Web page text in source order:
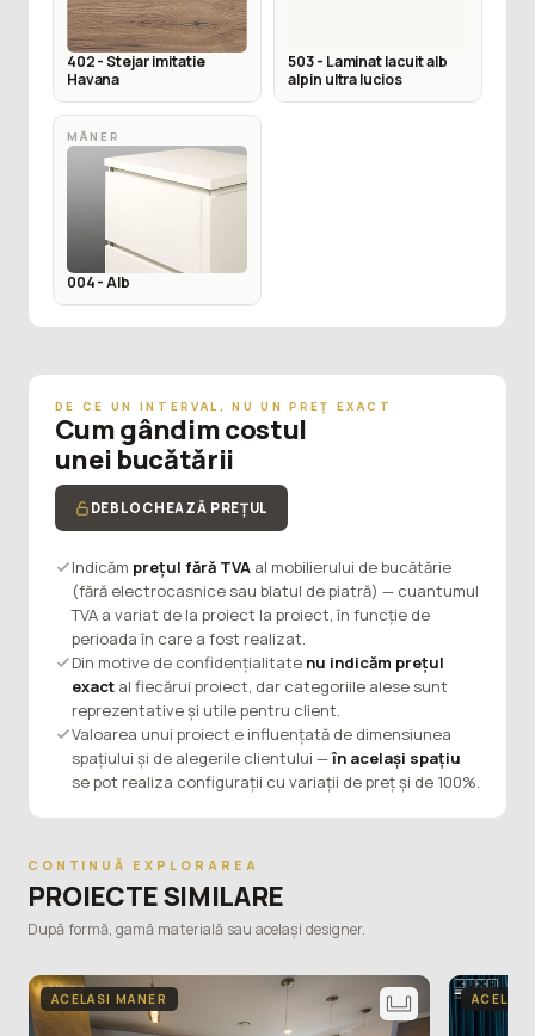
402 - Stejar imitatie
Havana
503 - Laminat lacuit alb
alpin ultra lucios
MÂNER
004 - Alb
DE CE UN INTERVAL, NU UN PREȚ EXACT
Cum gândim costul
unei bucătării
DEBLOCHEAZĂ PREȚUL
Indicăm prețul fără TVAal mobilierului de bucătărie
(fără electrocasnice sau blatul de piatră) — cuantumul
TVA a variat de la proiect la proiect, în funcție de
perioada în care a fost realizat.
Din motive de confidențialitate nu indicăm prețul
exactal fiecărui proiect, dar categoriile alese sunt
reprezentative și utile pentru client.
Valoarea unui proiect e influențată de dimensiunea
spațiului și de alegerile clientului —în același spațiu
se pot realiza configurații cu variații de preț și de 100%.
CONTINUĂ EXPLORAREA
PROIECTE SIMILARE
După formă, gamă materială sau același designer.
ACELASI MANER